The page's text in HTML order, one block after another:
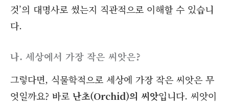
것’의 대명사로 썼는지 직관적으로 이해할 수 있습니
다.
나. 세상에서 가장 작은 씨앗은?
그렇다면, 식물학적으로 세상에 가장 작은 씨앗은 무
엇일까요? 바로 난초(Orchid)의 씨앗입니다. 씨앗이